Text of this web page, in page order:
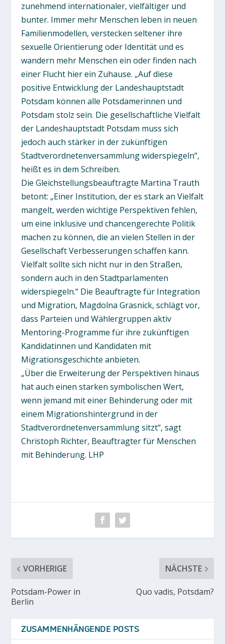
zunehmend internationaler, vielfältiger und
bunter. Immer mehr Menschen leben in neuen
Familienmodellen, verstecken seltener ihre
sexuelle Orientierung oder Identität und es
wandern mehr Menschen ein oder finden nach
einer Flucht hier ein Zuhause. „Auf diese
positive Entwicklung der Landeshauptstadt
Potsdam können alle Potsdamerinnen und
Potsdam stolz sein. Die gesellschaftliche Vielfalt
der Landeshauptstadt Potsdam muss sich
jedoch auch stärker in der zukünftigen
Stadtverordnetenversammlung widerspiegeln“,
heißt es in dem Schreiben.
Die Gleichstellungsbeauftragte Martina Trauth
betont: „Einer Institution, der es stark an Vielfalt
mangelt, werden wichtige Perspektiven fehlen,
um eine inklusive und chancengerechte Politik
machen zu können, die an vielen Stellen in der
Gesellschaft Verbesserungen schaffen kann.
Vielfalt sollte sich nicht nur in den Straßen,
sondern auch in den Stadtparlamenten
widerspiegeln.“ Die Beauftragte für Integration
und Migration, Magdolna Grasnick, schlägt vor,
dass Parteien und Wählergruppen aktiv
Mentoring-Programme für ihre zukünftigen
Kandidatinnen und Kandidaten mit
Migrationsgeschichte anbieten.
„Über die Erweiterung der Perspektiven hinaus
hat auch einen starken symbolischen Wert,
wenn jemand mit einer Behinderung oder mit
einem Migrationshintergrund in der
Stadtverordnetenversammlung sitzt“, sagt
Christoph Richter, Beauftragter für Menschen
mit Behinderung. LHP
VORHERIGE
Potsdam-Power in
Berlin
NÄCHSTE
Quo vadis, Potsdam?
ZUSAMMENHÄNGENDE POSTS